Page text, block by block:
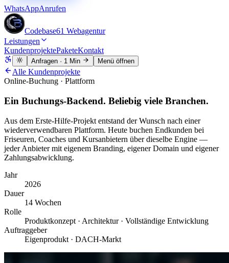
WhatsAppAnrufen
Codebase61 Webagentur
Leistungen
KundenprojektePaketeKontakt
Anfragen · 1 Min Menü öffnen
Alle Kundenprojekte
Online-Buchung · Plattform
Ein Buchungs-Backend. Beliebig viele Branchen.
Aus dem Erste-Hilfe-Projekt entstand der Wunsch nach einer
wiederverwendbaren Plattform. Heute buchen Endkunden bei
Friseuren, Coaches und Kursanbietern über dieselbe Engine —
jeder Anbieter mit eigenem Branding, eigener Domain und eigener
Zahlungsabwicklung.
Jahr
2026
Dauer
14 Wochen
Rolle
Produktkonzept · Architektur · Vollständige Entwicklung
Auftraggeber
Eigenprodukt · DACH-Markt